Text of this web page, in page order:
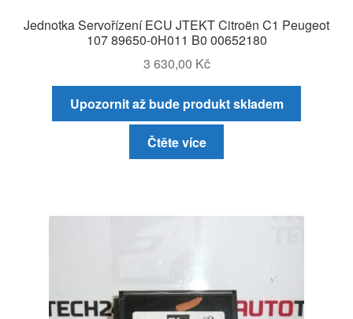
Jednotka Servořízení ECU JTEKT Citroën C1 Peugeot
107 89650-0H011 B0 00652180
3 630,00 Kč
Upozornit až bude produkt skladem
Čtěte více